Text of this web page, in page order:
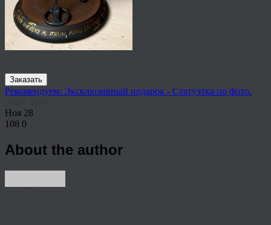
Заказать
Рекомендуем: Эксклюзивный подарок - Статуэтка по фото.
Ноя 28
108 0
About the author